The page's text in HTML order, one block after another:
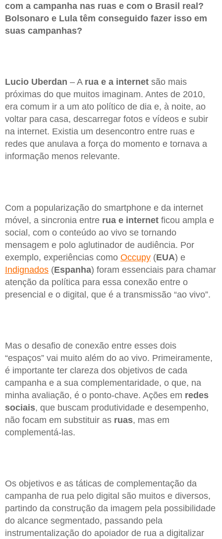
com a campanha nas ruas e com o Brasil real?
Bolsonaro e Lula têm conseguido fazer isso em
suas campanhas?
Lucio Uberdan – A rua e a internet são mais
próximas do que muitos imaginam. Antes de 2010,
era comum ir a um ato político de dia e, à noite, ao
voltar para casa, descarregar fotos e vídeos e subir
na internet. Existia um desencontro entre ruas e
redes que anulava a força do momento e tornava a
informação menos relevante.
Com a popularização do smartphone e da internet
móvel, a sincronia entre rua e internet ficou ampla e
social, com o conteúdo ao vivo se tornando
mensagem e polo aglutinador de audiência. Por
exemplo, experiências como Occupy (EUA) e
Indignados (Espanha) foram essenciais para chamar
atenção da política para essa conexão entre o
presencial e o digital, que é a transmissão “ao vivo”.
Mas o desafio de conexão entre esses dois
“espaços” vai muito além do ao vivo. Primeiramente,
é importante ter clareza dos objetivos de cada
campanha e a sua complementaridade, o que, na
minha avaliação, é o ponto-chave. Ações em redes
sociais, que buscam produtividade e desempenho,
não focam em substituir as ruas, mas em
complementá-las.
Os objetivos e as táticas de complementação da
campanha de rua pelo digital são muitos e diversos,
partindo da construção da imagem pela possibilidade
do alcance segmentado, passando pela
instrumentalização do apoiador de rua a digitalizar